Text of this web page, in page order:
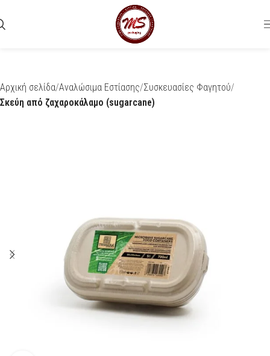
Αρχική σελίδα Αναλώσιμα Εστίασης Συσκευασίες Φαγητού
Σκεύη από ζαχαροκάλαμο (sugarcane)